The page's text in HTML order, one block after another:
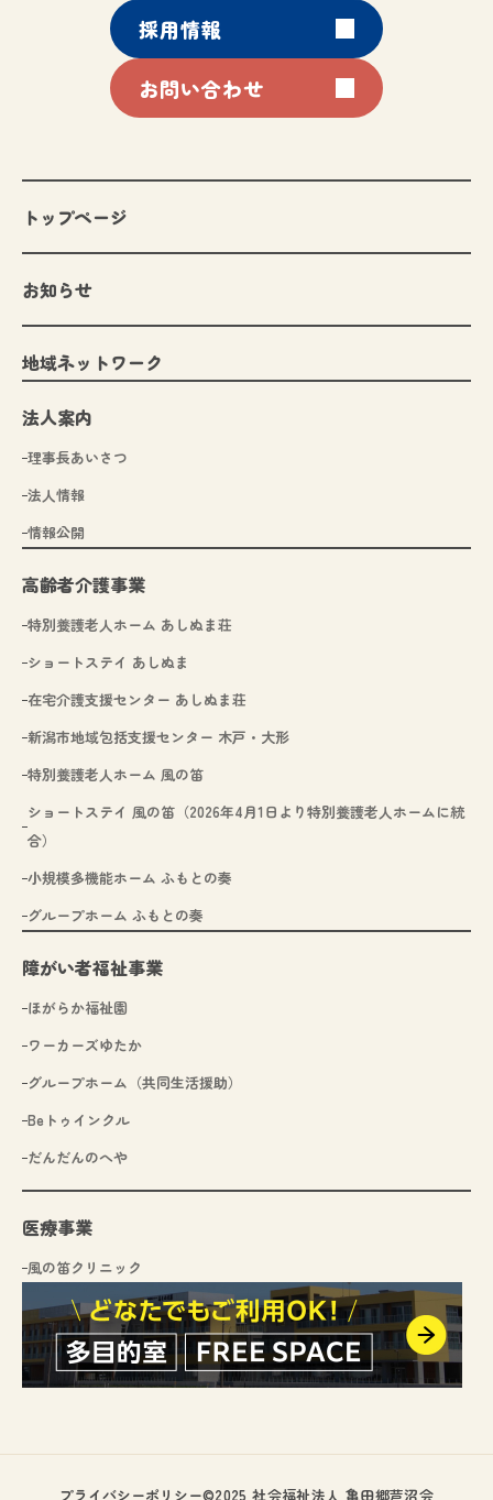
採用情報
お問い合わせ
トップページ
お知らせ
地域ネットワーク
法人案内
理事長あいさつ
法人情報
情報公開
高齢者介護事業
特別養護老人ホーム あしぬま荘
ショートステイ あしぬま
在宅介護支援センター あしぬま荘
新潟市地域包括支援センター 木戸・大形
特別養護老人ホーム 風の笛
ショートステイ 風の笛（2026年4月1日より特別養護老人ホームに統
合）
小規模多機能ホーム ふもとの奏
グループホーム ふもとの奏
障がい者福祉事業
ほがらか福祉園
ワーカーズゆたか
グループホーム（共同生活援助）
Beトゥインクル
だんだんのへや
医療事業
風の笛クリニック
プライバシーポリシー©2025 社会福祉法人 亀田郷芦沼会